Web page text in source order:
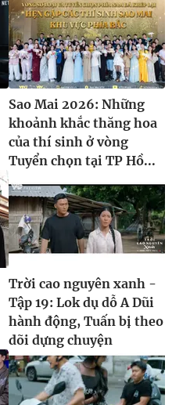
Sao Mai 2026: Những
khoảnh khắc thăng hoa
của thí sinh ở vòng
Tuyển chọn tại TP Hồ...
Trời cao nguyên xanh -
Tập 19: Lok dụ dỗ A Dũi
hành động, Tuấn bị theo
dõi dựng chuyện